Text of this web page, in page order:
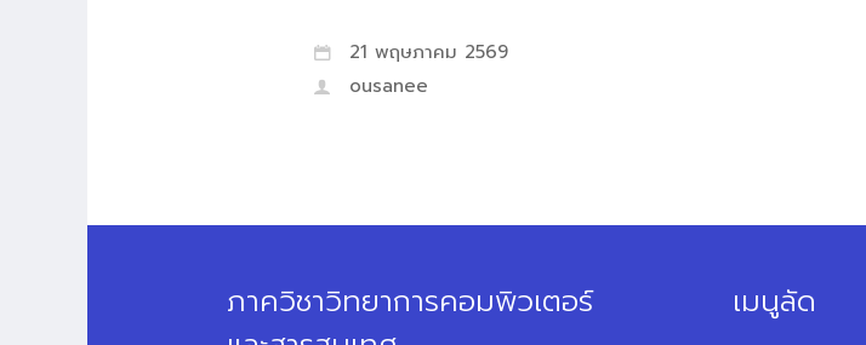
21 พฤษภาคม 2569
ousanee
ภาควิชาวิทยาการคอมพิวเตอร์
เมนูลัด